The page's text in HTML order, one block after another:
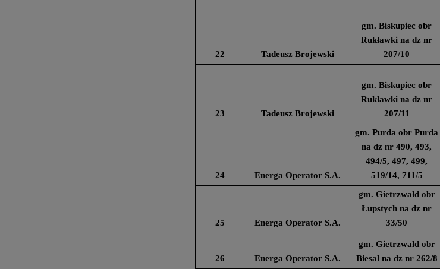
22 Tadeusz Brojewski
gm. Biskupiec obr
Rukławki na dz nr
207/10
23 Tadeusz Brojewski
gm. Biskupiec obr
Rukławki na dz nr
207/11
24 Energa Operator S.A.
gm. Purda obr Purda
na dz nr 490, 493,
494/5, 497, 499,
519/14, 711/5
25 Energa Operator S.A.
gm. Gietrzwałd obr
Łupstych na dz nr
33/50
26 Energa Operator S.A.
gm. Gietrzwałd obr
Biesal na dz nr 262/8